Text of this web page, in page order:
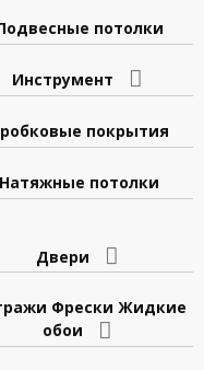
потолки
Инструмент
покрытия
Натяжные потолки
Двери
Фрески Жидкие
обои